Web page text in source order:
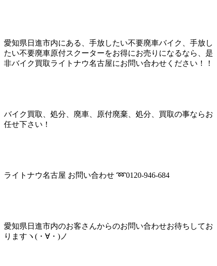
愛知県日進市内にある、手放したい不要廃車バイク、手放し
たい不要廃車原付スクーターをお得にお売りになるなら、是
非バイク買取ライトナウ名古屋にお問い合わせください！！
バイク買取、処分、廃車、原付廃棄、処分、買取の事ならお
任せ下さい！
ライトナウ名古屋 お問い合わせ ➿0120-946-684
愛知県日進市内のお客さんからのお問い合わせお待ちしてお
りますヽ(・∀・)ノ